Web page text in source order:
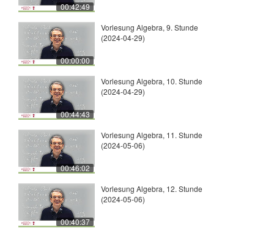
00:42:49
00:00:00
Vorlesung Algebra, 9. Stunde
(2024-04-29)
00:44:43
Vorlesung Algebra, 10. Stunde
(2024-04-29)
00:46:02
Vorlesung Algebra, 11. Stunde
(2024-05-06)
00:40:37
Vorlesung Algebra, 12. Stunde
(2024-05-06)